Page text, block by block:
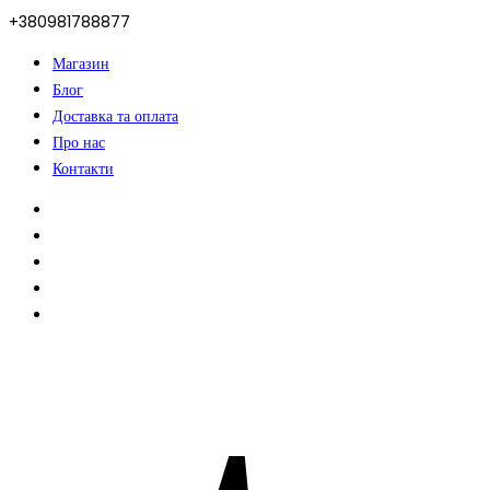
+380981788877
Магазин
Блог
Доставка та оплата
Про нас
Контакти